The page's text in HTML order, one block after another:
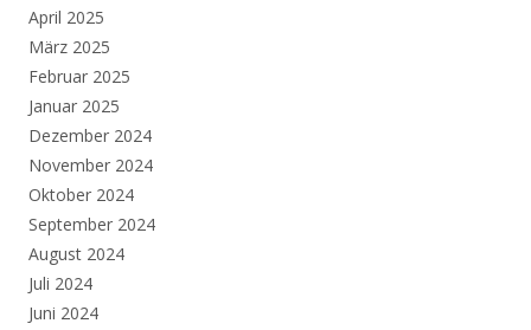
April 2025
März 2025
Februar 2025
Januar 2025
Dezember 2024
November 2024
Oktober 2024
September 2024
August 2024
Juli 2024
Juni 2024